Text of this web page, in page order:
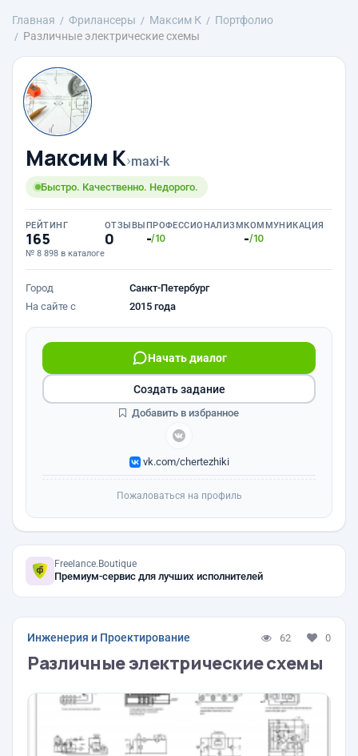
Главная Фрилансеры Максим К
Портфолио
Различные электрические схемы
Максим К›maxi-k
Быстро. Качественно. Недорого.
РЕЙТИНГ
165
№ 8 898 в каталоге
ОТЗЫВЫ
0
ПРОФЕССИОНАЛИЗМ
-/10
КОММУНИКАЦИЯ
-/10
Город
Санкт-Петербург
На сайте с
2015 года
Начать диалог
vk.com/chertezhiki
Создать задание
Добавить в избранное
Пожаловаться на профиль
Freelance.Boutique
Премиум-сервис для лучших исполнителей
Инженерия и Проектирование 62 0
Различные электрические схемы